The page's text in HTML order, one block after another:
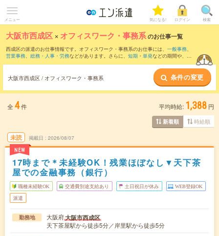
メニュー 気になる! ログイン 検索
大阪市西成区 × オフィスワーク・事務系のお仕事一覧
西成区の派遣のお仕事情報です。オフィスワーク・事務系のお仕事には、 一般事務、
営業事務、 総務・人事・労務などがあります。さらに、 短期 ・ 単発などの期間や、 職
大阪市西成区 / オフィスワーク・事務系 条件の変更
全 4件 平均時給: 1,388 円
新着順 時給順
未読
NEW
掲載日 2026/08/07
17時まで＊未経験OK！残業ほぼなし▼天下茶
屋での金融事務（銀行）
職種未経験OK 交通費別途支給あり 土日祝日が休み WEB登録OK
派遣
勤務地 大阪府大阪市西成区
天下茶屋駅から徒歩5分／岸里駅から徒歩5分